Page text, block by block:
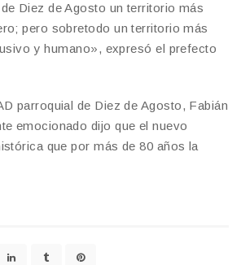
Diez de Agosto un territorio más
pero sobretodo un territorio más
y humano», expresó el prefecto
parroquial de Diez de Agosto, Fabián
emocionado dijo que el nuevo
que por más de 80 años la